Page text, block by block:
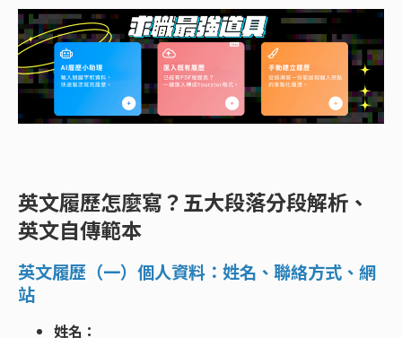
英文履歷怎麼寫？五大段落分段解析、
英文自傳範本
英文履歷（一）個人資料：姓名、聯絡方式、網
站
姓名：